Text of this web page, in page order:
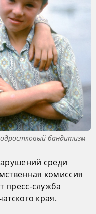
бандитизм
среди
комиссия
пресс-служба
края.